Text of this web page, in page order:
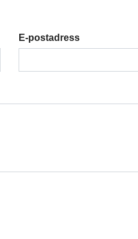
E-postadress